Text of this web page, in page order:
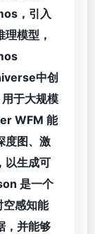
，引入
模型，
中创
于大规模
WFM 能
度图、激
以生成可
是一个
感知能
，并能够